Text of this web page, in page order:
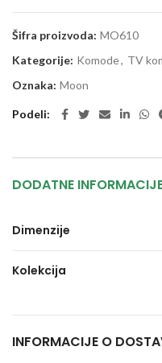
Šifra proizvoda: MO610
Kategorije: Komode, TV
Oznaka: Moon
Podeli
DODATNE
Dimenzije
Kolekcija
INFORMACIJE O